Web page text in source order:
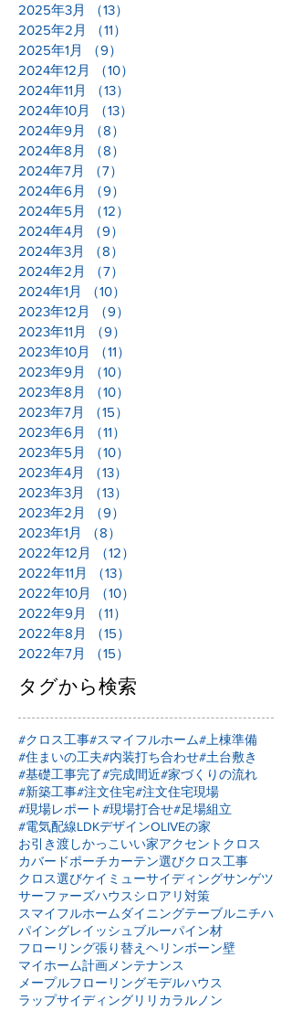
2025年3月
（13）
2025年2月
（11）
2025年1月
（9）
2024年12月
（10）
2024年11月
（13）
2024年10月
（13）
2024年9月
（8）
2024年8月
（8）
2024年7月
（7）
2024年6月
（9）
2024年5月
（12）
2024年4月
（9）
2024年3月
（8）
2024年2月
（7）
2024年1月
（10）
2023年12月
（9）
2023年11月
（9）
2023年10月
（11）
2023年9月
（10）
2023年8月
（10）
2023年7月
（15）
2023年6月
（11）
2023年5月
（10）
2023年4月
（13）
2023年3月
（13）
2023年2月
（9）
2023年1月
（8）
2022年12月
（12）
2022年11月
（13）
2022年10月
（10）
2022年9月
（11）
2022年8月
（15）
2022年7月
（15）
タグから検索
#クロス工事#スマイフルホーム#上棟準備
#住まいの工夫#内装打ち合わせ#土台敷き
#基礎工事完了#完成間近#家づくりの流れ
#新築工事#注文住宅#注文住宅現場
#現場レポート#現場打合せ#足場組立
#電気配線LDKデザインOLIVEの家
お引き渡しかっこいい家アクセントクロス
カバードポーチカーテン選びクロス工事
クロス選びケイミューサイディングサンゲツ
サーファーズハウスシロアリ対策
スマイフルホームダイニングテーブルニチハ
パイングレイッシュブルーパイン材
フローリング張り替え ヘリンボーン壁
マイホーム計画 メンテナンス
メープルフローリングモデルハウス
ラップサイディングリリカラ ルノン